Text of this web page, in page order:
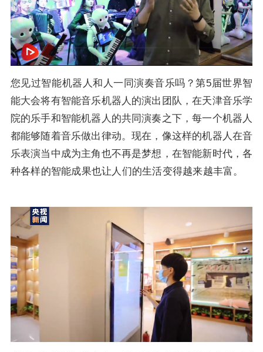
您见过智能机器人和人一同演奏音乐吗？第5届世界智
能大会将有智能音乐机器人的演出团队，在天津音乐学
院的乐手和智能机器人的共同演奏之下，每一个机器人
都能够随着音乐做出律动。现在，像这样的机器人在音
乐表演当中成为主角也不再是梦想，在智能新时代，各
种各样的智能成果也让人们的生活变得越来越丰富。